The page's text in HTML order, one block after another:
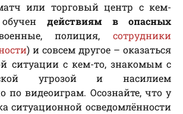
или торговый центр с кем-
действиям в опасных
полиция, сотрудники
) и совсем другое – оказаться
ситуации с кем-то, знакомым с
угрозой и насилием
по видеоиграм. Осознайте, что у
ситуационной осведомлённости